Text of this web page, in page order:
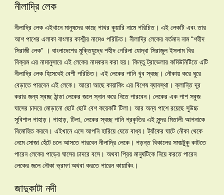
নীলাদ্রি লেক
নীলাদ্রি লেক এইখানে মানুষদের কাছে পাথর কুয়ারি নামে পরিচিত। এই লেকটি এবং তার
আশ পাশের এলাকা বাংলার কাশ্মীর নামেও পরিচিত। নীলাদ্রি লেকের বর্তমান নাম “শহীদ
সিরাজী লেক” । বাংলাদেশের মুক্তিযুদ্ধে শহীদ গেরিলা যোদ্ধা সিরাজুল ইসলাম বির
বিক্রম এর নামানুসারে এই লেকের নামকরন করা হয়। কিন্তু ট্রাভেলার কমিউনিটিতে এটি
নীলাদ্রি লেক হিসেবেই বেশী পরিচিত। এই লেকের পানি খুব স্বচ্ছ। নৌকায় করে ঘুরে
বেড়াতে পারবেন এই লেকে। আরো আছে কায়াকিং এর বিশেষ ব্যাবস্থা। ক্লান্তি দূর
করার জন্য স্বচ্ছ ঠান্ডা লেকের জলে স্নান করে নিতে পারবেন। লেকের এক পাশ সবুজ
ঘাসের চাদরে মোড়ানো ছোট ছোট বেশ কয়েকটি টিলা। আর অন্য পাশে রয়েছে সুউচ্চ
সুবিশাল পাহাড়। পাহাড়, টিলা, লেকের স্বচ্ছ পানি প্রকৃতির এই সুন্দর মিতালী আপনাকে
বিমোহিত করবে। এইখানে এসে আপনি হারিয়ে যেতে বাধ্য। ট্যাঁকের ঘাটে নৌকা থেকে
নেমে সোজা হেঁটে চলে আসতে পারবেন নীলাদ্রি লেকে। পড়ন্ত বিকালের সময়টুকু কাটতে
পারেন লেকের পাড়ের ঘাসের চাদরে বসে। অথবা প্রিয় মানুষটিকে নিয়ে করতে পারেন
লেকের জলে নৌকা ভ্রমণ অথবা করতে পারেন কায়াকিং।
জাদুকাটা নদী